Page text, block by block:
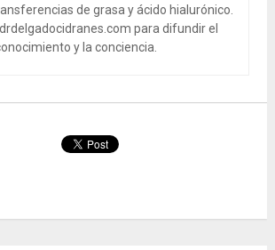
de grasa y ácido hialurónico.
para difundir el
y la conciencia.